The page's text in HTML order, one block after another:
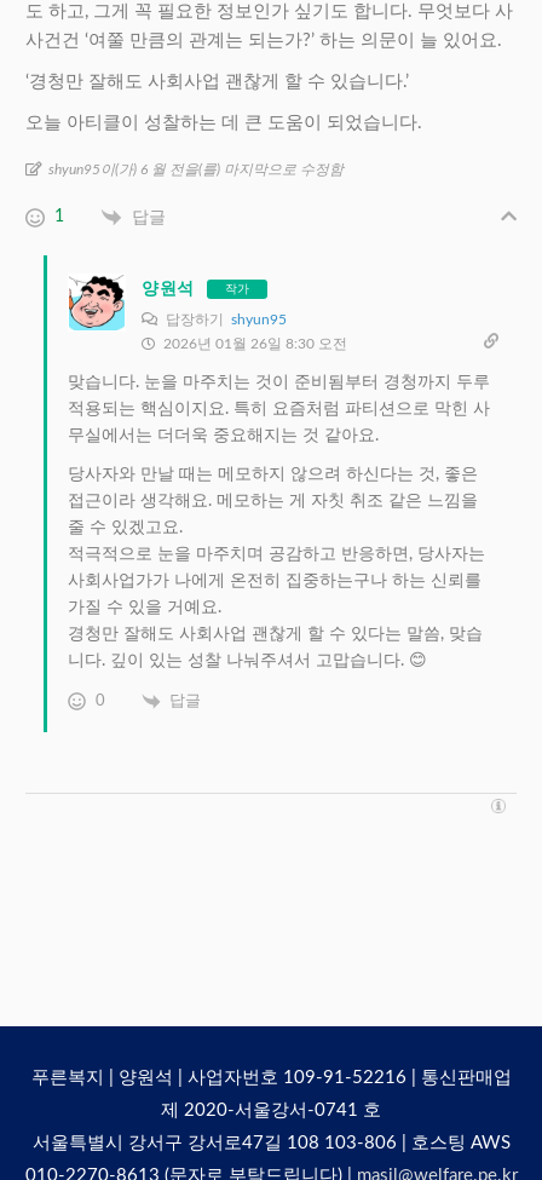
도 하고, 그게 꼭 필요한 정보인가 싶기도 합니다. 무엇보다 사
사건건 ‘여쭐 만큼의 관계는 되는가?’ 하는 의문이 늘 있어요.
‘경청만 잘해도 사회사업 괜찮게 할 수 있습니다.’
오늘 아티클이 성찰하는 데 큰 도움이 되었습니다.
shyun95이(가) 6 월 전을(를) 마지막으로 수정함
1 답글
양원석 작가
답장하기 shyun95
2026년 01월 26일 8:30 오전
맞습니다. 눈을 마주치는 것이 준비됨부터 경청까지 두루
적용되는 핵심이지요. 특히 요즘처럼 파티션으로 막힌 사
무실에서는 더더욱 중요해지는 것 같아요.
당사자와 만날 때는 메모하지 않으려 하신다는 것, 좋은
접근이라 생각해요. 메모하는 게 자칫 취조 같은 느낌을
줄 수 있겠고요.
적극적으로 눈을 마주치며 공감하고 반응하면, 당사자는
사회사업가가 나에게 온전히 집중하는구나 하는 신뢰를
가질 수 있을 거예요.
경청만 잘해도 사회사업 괜찮게 할 수 있다는 말씀, 맞습
니다. 깊이 있는 성찰 나눠주셔서 고맙습니다. 😊
0 답글
푸른복지 | 양원석 | 사업자번호 109-91-52216 | 통신판매업
제 2020-서울강서-0741 호
서울특별시 강서구 강서로47길 108 103-806 | 호스팅 AWS
010-2270-8613 (문자로 부탁드립니다) | masil@welfare.pe.kr